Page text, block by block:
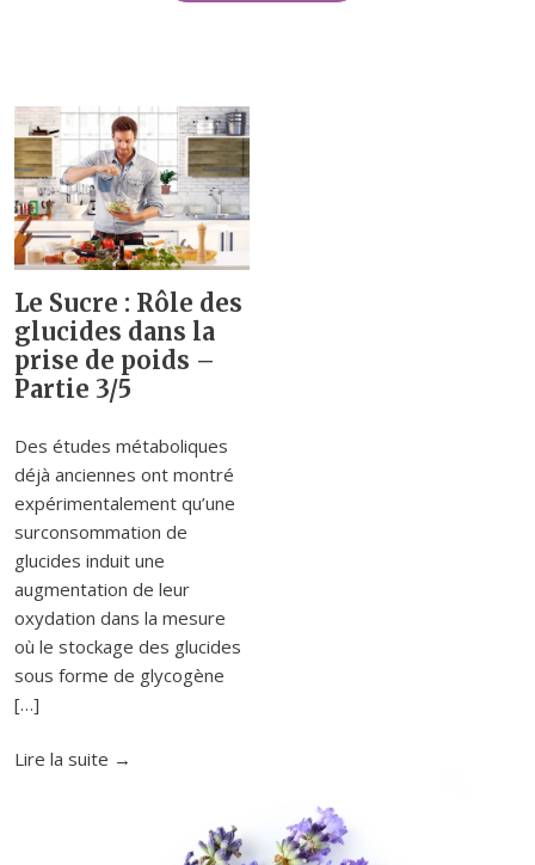
Le Sucre : Rôle des
glucides dans la
prise de poids –
Partie 3/5
Des études métaboliques
déjà anciennes ont montré
expérimentalement qu’une
surconsommation de
glucides induit une
augmentation de leur
oxydation dans la mesure
où le stockage des glucides
sous forme de glycogène
[…]
Lire la suite "Le
→